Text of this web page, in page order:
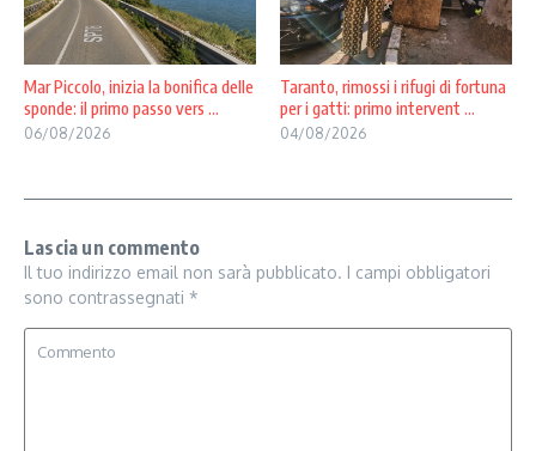
Mar Piccolo, inizia la bonifica delle
sponde: il primo passo vers ...
06/08/2026
Taranto, rimossi i rifugi di fortuna
per i gatti: primo intervent ...
04/08/2026
Lascia un commento
Il tuo indirizzo email non sarà pubblicato. I campi obbligatori
sono contrassegnati *